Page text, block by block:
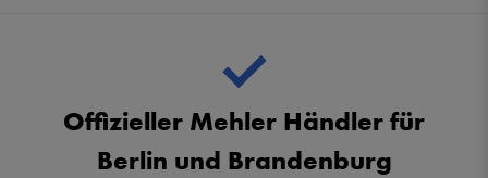
Offizieller Mehler Händler für
Berlin und Brandenburg